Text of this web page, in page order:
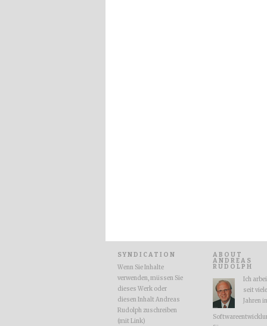
SYNDICATION
Wenn Sie Inhalte
verwenden, müssen Sie
dieses Werk oder
diesen Inhalt Andreas
Rudolph zuschreiben
(mit Link)
ABOUT
ANDREAS
RUDOLPH
Ich
seit
Jahren